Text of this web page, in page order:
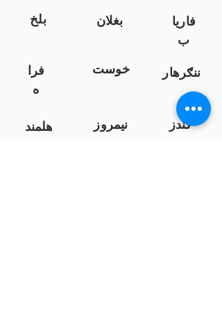
بلخ
بغلان
فاریا
ب
فرا
ه
خوست ننګرهار
هلمند نیمروز
کندز